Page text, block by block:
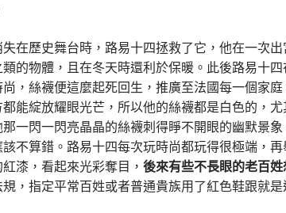
在歷史舞台時，路易十四拯救了它，他在一次
的物體，且在冬天時還利於保暖。此後路易十
，絲襪便這麼起死回生，推廣至法國每一個家庭
能綻放耀眼光芒，所以他的絲襪都是白色的，
一閃一閃亮晶晶的絲襪刺得睜不開眼的幽默景象
不算錯。路易十四每次玩時尚都玩得很極端，
漆，看起來光彩奪目， 後來有些不長眼的老百
，指定平常百姓或者普通貴族用了紅色鞋跟就